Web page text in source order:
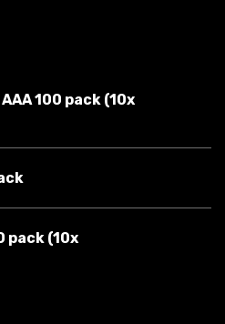
100 pack (10x
pack (10x